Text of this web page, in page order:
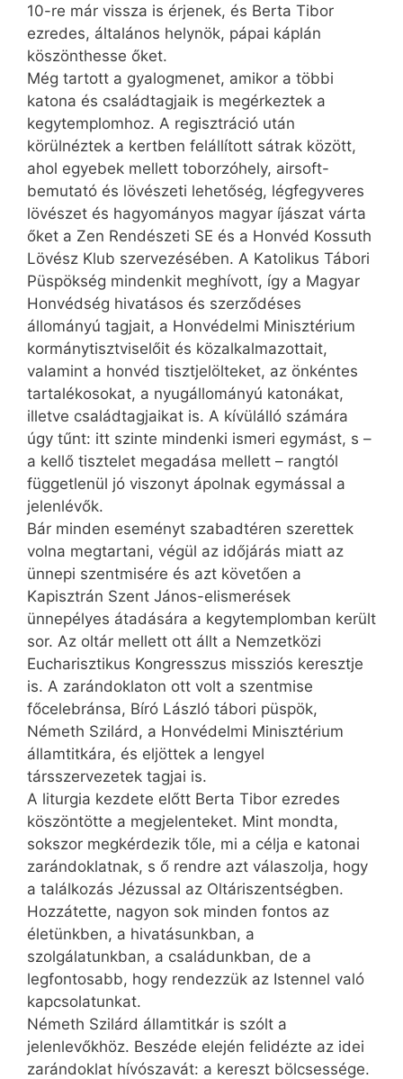
10-re már vissza is érjenek, és Berta Tibor
ezredes, általános helynök, pápai káplán
köszönthesse őket.
Még tartott a gyalogmenet, amikor a többi
katona és családtagjaik is megérkeztek a
kegytemplomhoz. A regisztráció után
körülnéztek a kertben felállított sátrak között,
ahol egyebek mellett toborzóhely, airsoft-
bemutató és lövészeti lehetőség, légfegyveres
lövészet és hagyományos magyar íjászat várta
őket a Zen Rendészeti SE és a Honvéd Kossuth
Lövész Klub szervezésében. A Katolikus Tábori
Püspökség mindenkit meghívott, így a Magyar
Honvédség hivatásos és szerződéses
állományú tagjait, a Honvédelmi Minisztérium
kormánytisztviselőit és közalkalmazottait,
valamint a honvéd tisztjelölteket, az önkéntes
tartalékosokat, a nyugállományú katonákat,
illetve családtagjaikat is. A kívülálló számára
úgy tűnt: itt szinte mindenki ismeri egymást, s –
a kellő tisztelet megadása mellett – rangtól
függetlenül jó viszonyt ápolnak egymással a
jelenlévők.
Bár minden eseményt szabadtéren szerettek
volna megtartani, végül az időjárás miatt az
ünnepi szentmisére és azt követően a
Kapisztrán Szent János-elismerések
ünnepélyes átadására a kegytemplomban került
sor. Az oltár mellett ott állt a Nemzetközi
Eucharisztikus Kongresszus missziós keresztje
is. A zarándoklaton ott volt a szentmise
főcelebránsa, Bíró László tábori püspök,
Németh Szilárd, a Honvédelmi Minisztérium
államtitkára, és eljöttek a lengyel
társszervezetek tagjai is.
A liturgia kezdete előtt Berta Tibor ezredes
köszöntötte a megjelenteket. Mint mondta,
sokszor megkérdezik tőle, mi a célja e katonai
zarándoklatnak, s ő rendre azt válaszolja, hogy
a találkozás Jézussal az Oltáriszentségben.
Hozzátette, nagyon sok minden fontos az
életünkben, a hivatásunkban, a
szolgálatunkban, a családunkban, de a
legfontosabb, hogy rendezzük az Istennel való
kapcsolatunkat.
Németh Szilárd államtitkár is szólt a
jelenlevőkhöz. Beszéde elején felidézte az idei
zarándoklat hívószavát: a kereszt bölcsessége.